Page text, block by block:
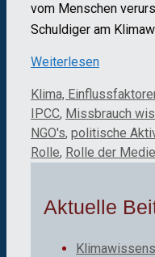
vom Menschen
Schuldiger am
Weiterlesen
Kategorien
Klima,
IPCC, Missbrauch
NGO's, politische
Rolle, Rolle der
Aktuelle